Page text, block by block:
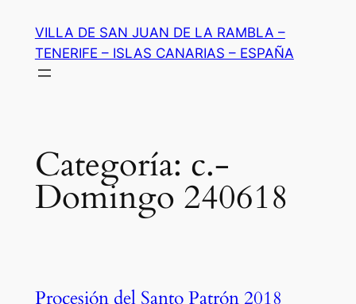
contenido
VILLA DE SAN JUAN DE LA RAMBLA –
TENERIFE – ISLAS CANARIAS – ESPAÑA
Categoría: c.-
Domingo 240618
Procesión del Santo Patrón 2018